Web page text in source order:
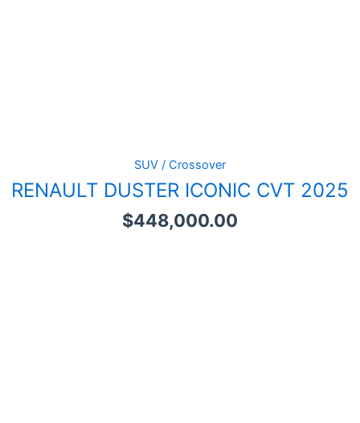
SUV / Crossover
RENAULT DUSTER ICONIC CVT 2025
$448,000.00